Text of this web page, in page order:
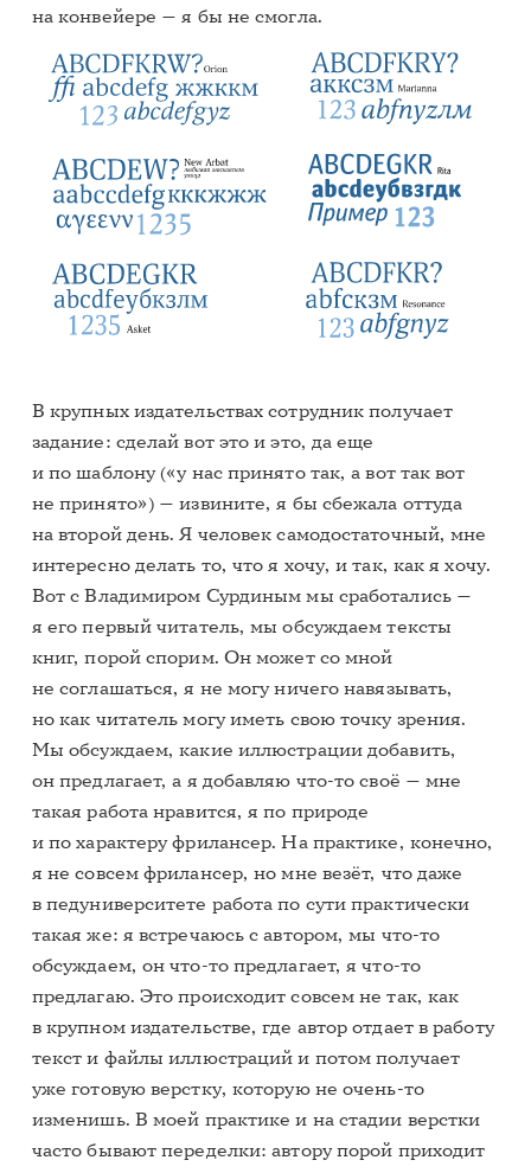
на конвейере — я бы не смогла.
В крупных издательствах сотрудник получает
задание: сделай вот это и это, да еще
и по шаблону («у нас принято так, а вот так вот
не принято») — извините, я бы сбежала оттуда
на второй день. Я человек самодостаточный, мне
интересно делать то, что я хочу, и так, как я хочу.
Вот с Владимиром Сурдиным мы сработались —
я его первый читатель, мы обсуждаем тексты
книг, порой спорим. Он может со мной
не соглашаться, я не могу ничего навязывать,
но как читатель могу иметь свою точку зрения.
Мы обсуждаем, какие иллюстрации добавить,
он предлагает, а я добавляю что-то своё — мне
такая работа нравится, я по природе
и по характеру фрилансер. На практике, конечно,
я не совсем фрилансер, но мне везёт, что даже
в педуниверситете работа по сути практически
такая же: я встречаюсь с автором, мы что-то
обсуждаем, он что-то предлагает, я что-то
предлагаю. Это происходит совсем не так, как
в крупном издательстве, где автор отдает в работу
текст и файлы иллюстраций и потом получает
уже готовую верстку, которую не очень-то
изменишь. В моей практике и на стадии верстки
часто бывают переделки: автору порой приходит